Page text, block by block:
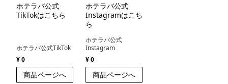
ホテラバ公式
TikTokはこちら
ホテラバ公式TikTok
¥ 0
商品ページへ
ホテラバ公式
Instagramはこち
ら
ホテラバ公式
Instagram
¥ 0
商品ページへ